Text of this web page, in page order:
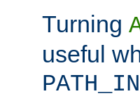
Turning
useful